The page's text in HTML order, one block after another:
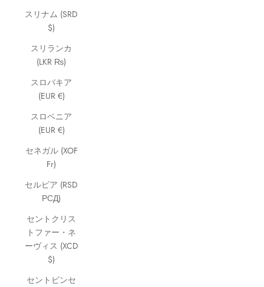
スリナム (SRD
$)
スリランカ
(LKR ₨)
スロバキア
(EUR €)
スロベニア
(EUR €)
セネガル (XOF
Fr)
セルビア (RSD
РСД)
セントクリス
トファー・ネ
ーヴィス (XCD
$)
セントビンセ